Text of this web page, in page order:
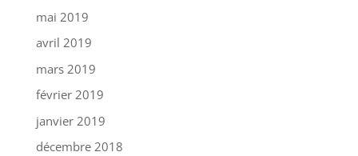
mai 2019
avril 2019
mars 2019
février 2019
janvier 2019
décembre 2018